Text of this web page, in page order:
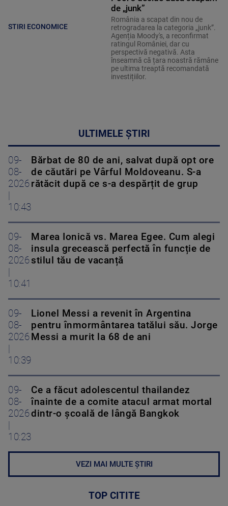
STIRI ECONOMICE
de „junk”
România a scapat din nou de
retrogradarea la categoria „junk”.
Agenția Moody's, a reconfirmat
ratingul României, dar cu
perspectivă negativă. Asta
înseamnă că țara noastră rămâne
pe ultima treaptă recomandată
investițiilor.
ULTIMELE ȘTIRI
09-
08-
2026
10:43
Bărbat de 80 de ani, salvat după opt ore
de căutări pe Vârful Moldoveanu. S-a
rătăcit după ce s-a despărțit de grup
09-
08-
2026
10:41
Marea Ionică vs. Marea Egee. Cum alegi
insula grecească perfectă în funcție de
stilul tău de vacanță
09-
08-
2026
10:39
Lionel Messi a revenit în Argentina
pentru înmormântarea tatălui său. Jorge
Messi a murit la 68 de ani
09-
08-
2026
10:23
Ce a făcut adolescentul thailandez
înainte de a comite atacul armat mortal
dintr-o școală de lângă Bangkok
VEZI MAI MULTE ȘTIRI
TOP CITITE